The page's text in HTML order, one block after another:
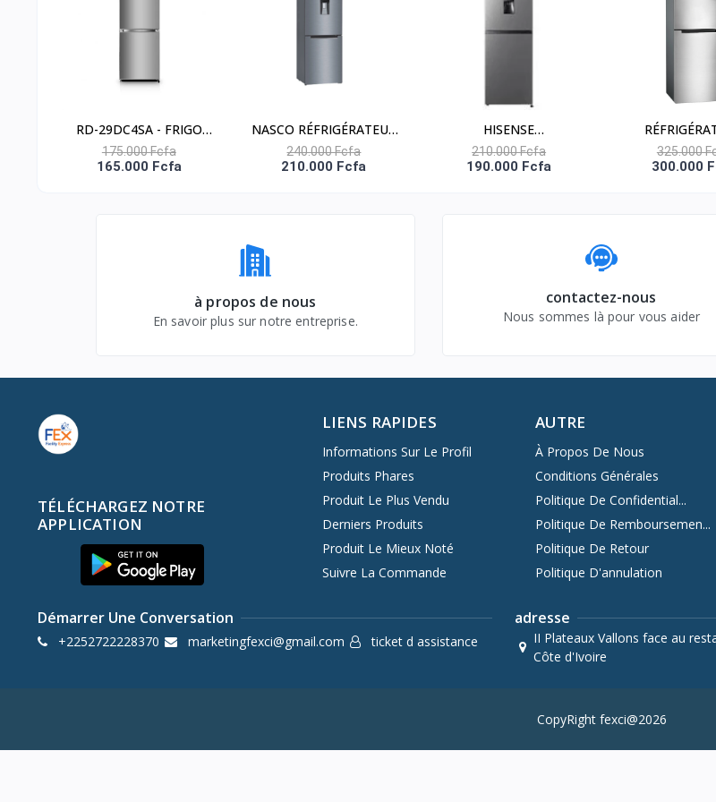
RD-29DC4SA - FRIGO
COMBINE HISENSE/ A+/
SILVER/ 225LT
175.000 Fcfa
165.000 Fcfa
NASCO RÉFRIGÉRATEUR
COMBINÉ 309 LITRES-
DISTRIBUTEUR D’EAU –
240.000 Fcfa
210.000 Fcfa
HISENSE
RÉFRIGÉRATEUR
COMBINÉ 262 LITRES –
210.000 Fcfa
190.000 Fcfa
COMBINÉ 317
NET –
325.000
300.000
à propos de nous
En savoir plus sur notre entreprise.
contactez-nous
Nous sommes là pour vous aider
TÉLÉCHARGEZ NOTRE
APPLICATION
LIENS RAPIDES
Informations Sur Le Profil
Produits Phares
Produit Le Plus Vendu
Derniers Produits
Produit Le Mieux Noté
Suivre La Commande
AUTRE
À Propos De Nous
Conditions Générales
Politique De Confidential...
Politique De Remboursemen...
Politique De Retour
Politique D'annulation
Démarrer Une Conversation
+2252722228370 marketingfexci@gmail.com ticket d assistance
adresse
II Plateaux Vallons face au
Côte d'Ivoire
CopyRight fexci@2026